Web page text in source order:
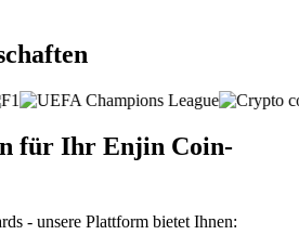
für Ihr Enjin Coin-
- unsere Plattform bietet Ihnen: